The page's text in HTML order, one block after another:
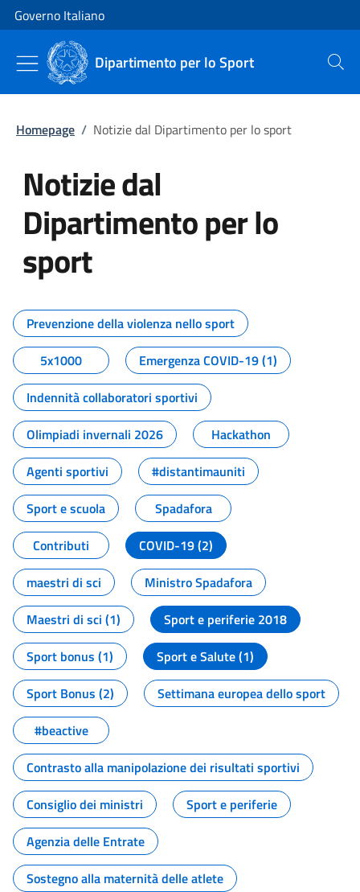
Vai al contenuto
Vai alla navigazione del sito
Governo Italiano
Dipartimento per lo Sport Cerca
Homepage / Notizie dal Dipartimento per lo sport
Notizie dal
Dipartimento per lo
sport
Tutti i contenuti della pagina
Prevenzione della violenza nello sport
5x1000
Emergenza COVID-19 (1)
Indennità collaboratori sportivi
Olimpiadi invernali 2026
Hackathon
Agenti sportivi
#distantimauniti
Sport e scuola
Spadafora
Contributi
COVID-19 (2)
maestri di sci
Ministro Spadafora
Maestri di sci (1)
Sport e periferie 2018
Sport bonus (1)
Sport e Salute (1)
Sport Bonus (2)
Settimana europea dello sport
#beactive
Contrasto alla manipolazione dei risultati sportivi
Consiglio dei ministri
Sport e periferie
Agenzia delle Entrate
Sostegno alla maternità delle atlete